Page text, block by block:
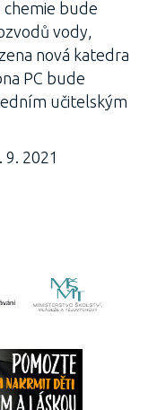
chemie bude
vody,
nová katedra
PC bude
učitelským
2021